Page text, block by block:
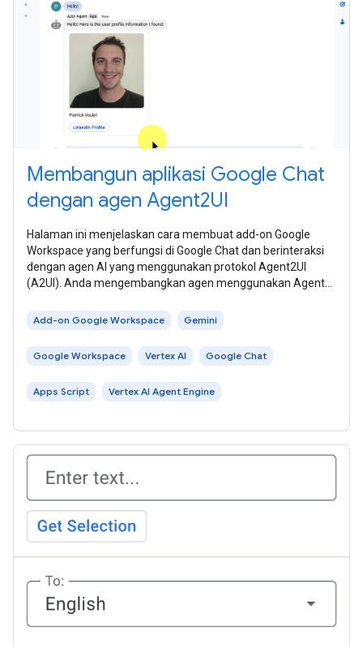
Membangun aplikasi Google Chat
dengan agen Agent2UI
Halaman ini menjelaskan cara membuat add-on Google
Workspace yang berfungsi di Google Chat dan berinteraksi
dengan agen AI yang menggunakan protokol Agent2UI
(A2UI). Anda mengembangkan agen menggunakan Agent
Add-on Google Workspace Gemini
Google Workspace Vertex AI Google Chat
Apps Script Vertex AI Agent Engine